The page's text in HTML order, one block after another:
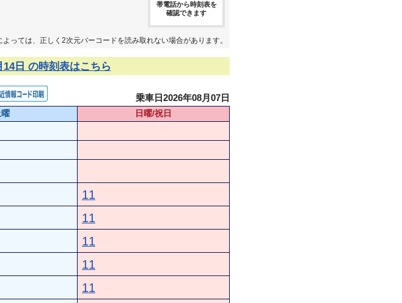
帯電話から時刻表を
確認できます
っては、正しく2次元バーコードを読み取れない場合があります。
日 の時刻表はこちら
乗車日2026年08月07日
日曜/祝日
11
11
11
11
11